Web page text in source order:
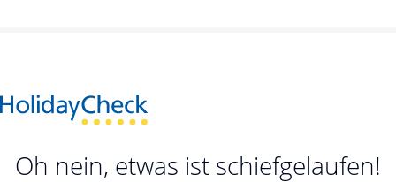
Oh nein, etwas ist schiefgelaufen!